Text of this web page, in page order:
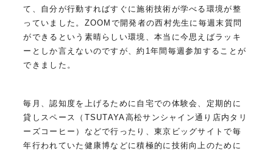
て、自分が行動すればすぐに施術技術が学べる環境が整
っていました。ZOOMで開発者の西村先生に毎週末質問
ができるという素晴らしい環境、本当に今思えばラッキ
ーとしか言えないのですが、約1年間毎週参加することが
できました。
毎月、認知度を上げるために自宅での体験会、定期的に
貸しスペース（TSUTAYA高松サンシャイン通り店内タリ
ーズコーヒー）などで行ったり、東京ビッグサイトで毎
年行われていた健康博などに積極的に技術向上のために